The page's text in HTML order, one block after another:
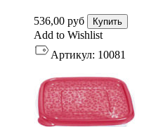
536,00 руб Купить
Add to Wishlist
Артикул: 10081